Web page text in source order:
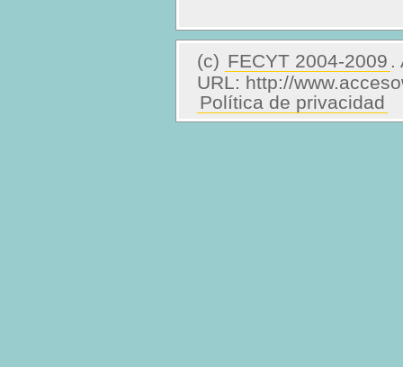
(c) FECYT 2004-2009 .
URL: http://
Política de privacidad